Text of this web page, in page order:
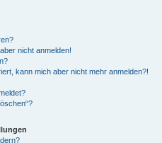
nicht anmelden!
kann mich aber nicht mehr anmelden?!